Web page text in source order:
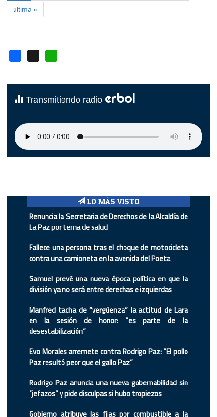
última »
Transmitiendo radio erbol
LO MÁS VISTO
Renuncia la Secretaria de Derechos de la Alcaldía de
La Paz por tema de salud
Fallece una persona tras el choque de motocicleta
contra una camioneta en la avenida del Poeta
Samuel prevé una nueva época política en que la
división ya no será entre derechas e izquierdas
Manfred tacha de “vergüenza” la actitud de Lara
en la sesión de honor: “es parte de la
desestabilización”
Evo Morales arremete contra Rodrigo Paz: “El pollo
Paz resultó peor que el gallo Paz”
Rodrigo Paz anuncia una nueva gobernabilidad sin
“jefazos” y pide disculpas si hubo tropiezos
Gobierno atribuye las filas por combustible a la